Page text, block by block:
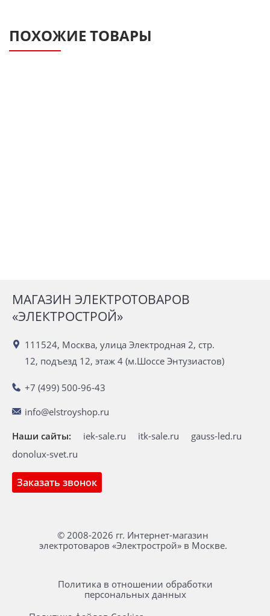
ПОХОЖИЕ ТОВАРЫ
МАГАЗИН ЭЛЕКТРОТОВАРОВ
«ЭЛЕКТРОСТРОЙ»
111524, Москва, улица Электродная 2, стр.
12, подъезд 12, этаж 4 (м.Шоссе Энтузиастов)
+7 (499) 500-96-43
info@elstroyshop.ru
Заказать звонок
Наши сайты: iek-sale.ru itk-sale.ru
gauss-led.ru
donolux-svet.ru
© 2008-2026 гг. Интернет-магазин
электротоваров «Электрострой» в Москве.
Политика в отношении обработки
персональных данных